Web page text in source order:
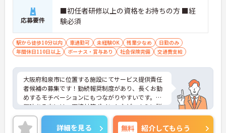
応募要件
■初任者研修以上の資格をお持ちの方 ■経
験必須
駅から徒歩10分以内 車通勤可 未経験OK 残業少なめ
日勤のみ
年間休日110日以上
ボーナス・賞与あり 社会保険完備 交通費支給
大阪府和泉市に位置する施設にてサービス提供責任
者候補の募集です！勤続報奨制度があり、長くお勤
めするモチベーションにもつながりやすいです。ご
興味ある方には、面接対策ポイントなど、さらに詳
細をお話しいたしますのでお気軽にご相談くださ
い！
詳細を見る 無料 紹介してもらう